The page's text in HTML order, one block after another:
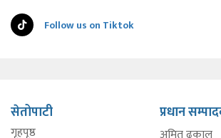
Follow us on Tiktok
सेतोपाटी
गृहपृष्ठ
प्रधान